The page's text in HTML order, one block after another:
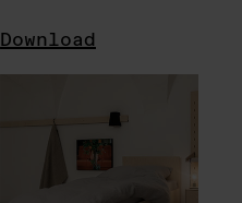
Download